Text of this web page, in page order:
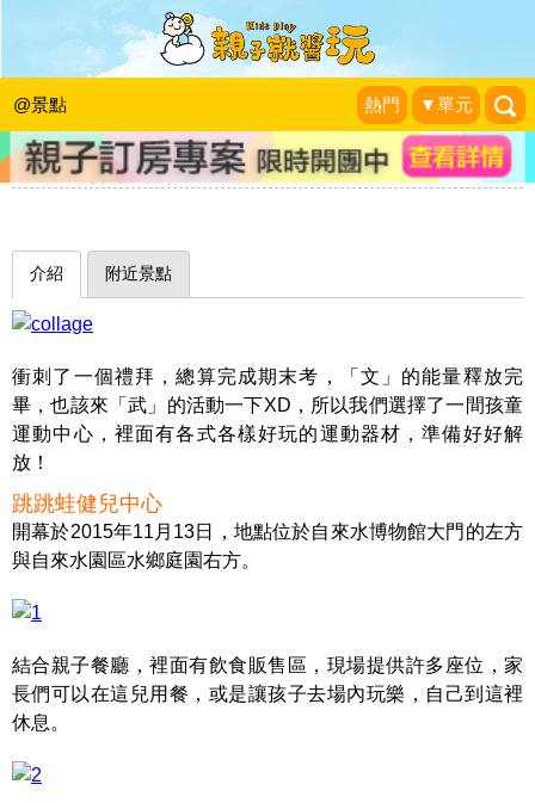
@景點 熱門 ▼單元
孩童專屬健身中心，充氣滾輪、氣墊放
電玩到嗨～台北跳跳蛙健兒中心&親子
餐廳(已搬遷)
1＋1＝3 玩學樂生活| 2016-01-13
介紹 附近景點
衝刺了一個禮拜，總算完成期末考，「文」的能量釋放完
畢，也該來「武」的活動一下XD，所以我們選擇了一間孩童
運動中心，裡面有各式各樣好玩的運動器材，準備好好解
放！
跳跳蛙健兒中心
開幕於2015年11月13日，地點位於自來水博物館大門的左方
與自來水園區水鄉庭園右方。
結合親子餐廳，裡面有飲食販售區，現場提供許多座位，家
長們可以在這兒用餐，或是讓孩子去場內玩樂，自己到這裡
休息。